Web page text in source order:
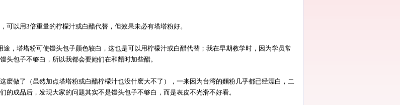
可以用3倍重量的柠檬汁或白醋代替，但效果未必有塔塔粉好。
途，塔塔粉可使馒头包子颜色较白，这也是可以用柠檬汁或白醋代替；我在早期教学时，因为学员常
头包子不够白，所以我都会要她们在和麵时加些醋。
麽做了（虽然加点塔塔粉或白醋柠檬汁也没什麽大不了），一来因为台湾的麵粉几乎都已经漂白，二
的成品后，发现大家的问题其实不是馒头包子不够白，而是表皮不光滑不好看。